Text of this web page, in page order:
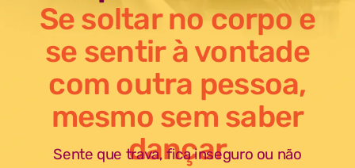
Se soltar no corpo e
se sentir à vontade
com outra pessoa,
mesmo sem saber
dançar
Sente que trava, fica inseguro ou não